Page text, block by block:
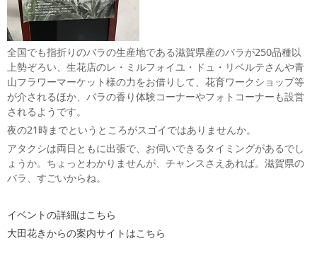
全国でも指折りのバラの生産地である滋賀県産のバラが250品種以
上勢ぞろい、生花店のレ・ミルフォイユ・ドュ・リベルテさんや青
山フラワーマーケット様の力をお借りして、花育ワークショップ等
が介されるほか、バラの香り体験コーナーやフォトコーナーも設営
されるようです。
夜の21時までというところがスゴイではありませんか。
アタクシは両日ともに出張で、お伺いできるタイミングがあるでし
ょうか。ちょっとわかりませんが、チャンスさえあれば。滋賀県の
バラ、すごいからね。
イベントの詳細はこちら
大田花きからの案内サイトはこちら